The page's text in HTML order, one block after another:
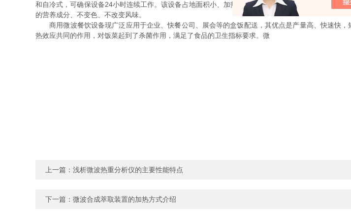
和自冷式，可确保设备24小时连续工作。该设备占地面积小、加热速度快、加热均匀、设备动性可控
的营养成分、不变色、不改变风味。
商用微波餐饮设备现广泛应用于企业、快餐公司、展会等的盒饭配送，其优点是产量高、快速快，
热效应共同的作用，对饭菜起到了杀菌作用，满足了食品的卫生指标要求。微
上一篇： 浅析微波热重分析仪的主要性能特点
下一篇： 微波合成萃取装置的加热方式介绍